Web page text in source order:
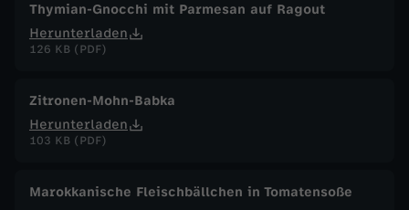
Thymian-Gnocchi mit Parmesan auf Ragout
Herunterladen
126 KB (PDF)
Zitronen-Mohn-Babka
Herunterladen
103 KB (PDF)
Marokkanische Fleischbällchen in Tomatensoße